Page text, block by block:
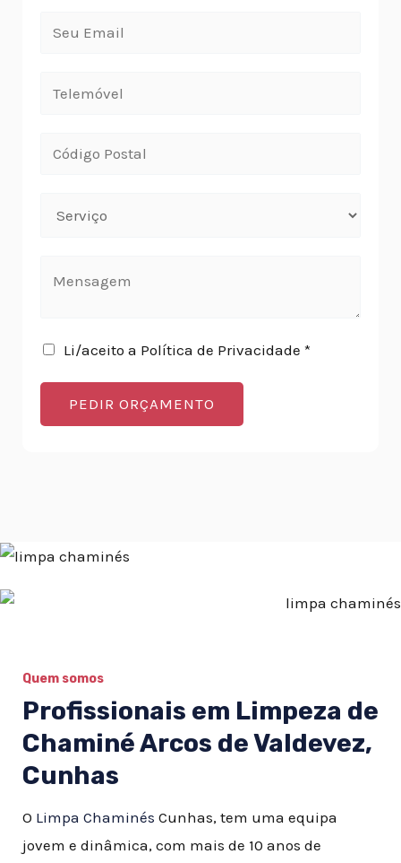
Li/aceito a Política de Privacidade *
PEDIR ORÇAMENTO
Quem somos
Profissionais em Limpeza de
Chaminé Arcos de Valdevez,
Cunhas
O Limpa Chaminés Cunhas, tem uma equipa
jovem e dinâmica, com mais de 10 anos de